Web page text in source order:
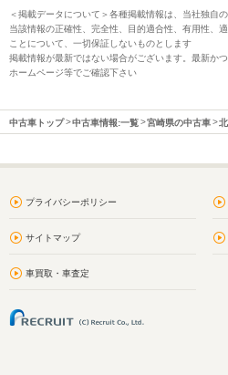
＜掲載データについて＞各種掲載情報は、当社独自
当該情報の正確性、完全性、目的適合性、有用性、
ことについて、一切保証しないものとします
掲載情報が最新ではない場合がございます。最新か
ホームページ等でご確認下さい
中古車トップ 中古車情報:一覧 宮崎県の中古車
プライバシーポリシー
サイトマップ
車買取・車査定